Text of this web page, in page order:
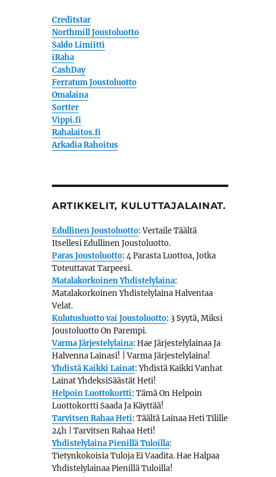
Creditstar
Northmill Joustoluotto
Saldo Limiitti
iRaha
CashDay
Ferratum Joustoluotto
Omalaina
Sortter
Vippi.fi
Rahalaitos.fi
Arkadia Rahoitus
ARTIKKELIT, KULUTTAJALAINAT.
Edullinen Joustoluotto: Vertaile Täältä
Itsellesi Edullinen Joustoluotto.
Paras Joustoluotto: 4 Parasta Luottoa, Jotka
Toteuttavat Tarpeesi.
Matalakorkoinen Yhdistelylaina:
Matalakorkoinen Yhdistelylaina Halventaa
Velat.
Kulutusluotto vai Joustoluotto: 3 Syytä, Miksi
Joustoluotto On Parempi.
Varma Järjestelylaina: Hae Järjestelylainaa Ja
Halvenna Lainasi! | Varma Järjestelylaina!
Yhdistä Kaikki Lainat: Yhdistä Kaikki Vanhat
Lainat YhdeksiSäästät Heti!
Helpoin Luottokortti: Tämä On Helpoin
Luottokortti Saada Ja Käyttää!
Tarvitsen Rahaa Heti: Täältä Lainaa Heti Tilille
24h | Tarvitsen Rahaa Heti!
Yhdistelylaina Pienillä Tuloilla:
Tietynkokoisia Tuloja Ei Vaadita. Hae Halpaa
Yhdistelylainaa Pienillä Tuloilla!